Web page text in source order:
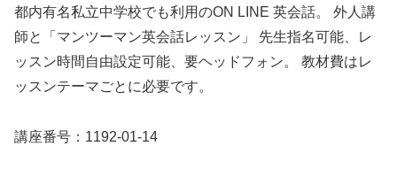
都内有名私立中学校でも利用のON LINE 英会話。 外人講
師と「マンツーマン英会話レッスン」 先生指名可能、レ
ッスン時間自由設定可能、要ヘッドフォン。 教材費はレ
ッスンテーマごとに必要です。
講座番号：1192-01-14